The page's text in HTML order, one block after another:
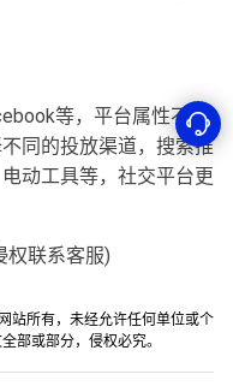
等，平台属性不
同的投放渠道，搜索推
动工具等，社交平台更
权联系客服)
站所有，未经允许任何单位或个
部或部分，侵权必究。